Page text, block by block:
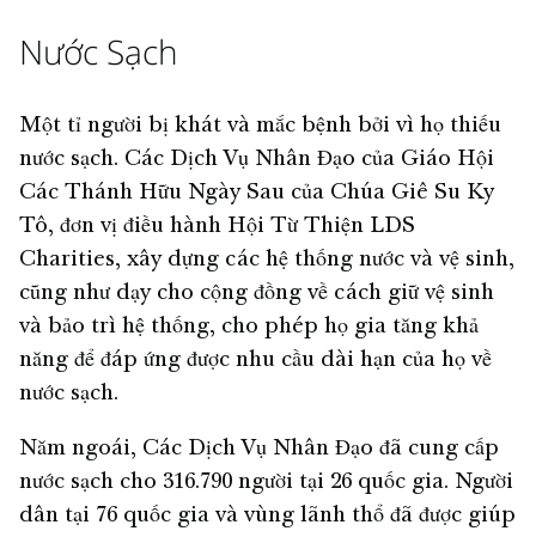
Nước Sạch
Một tỉ người bị khát và mắc bệnh bởi vì họ thiếu
nước sạch. Các Dịch Vụ Nhân Đạo của Giáo Hội
Các Thánh Hữu Ngày Sau của Chúa Giê Su Ky
Tô, đơn vị điều hành Hội Từ Thiện LDS
Charities, xây dựng các hệ thống nước và vệ sinh,
cũng như dạy cho cộng đồng về cách giữ vệ sinh
và bảo trì hệ thống, cho phép họ gia tăng khả
năng để đáp ứng được nhu cầu dài hạn của họ về
nước sạch.
Năm ngoái, Các Dịch Vụ Nhân Đạo đã cung cấp
nước sạch cho 316.790 người tại 26 quốc gia. Người
dân tại 76 quốc gia và vùng lãnh thổ đã được giúp